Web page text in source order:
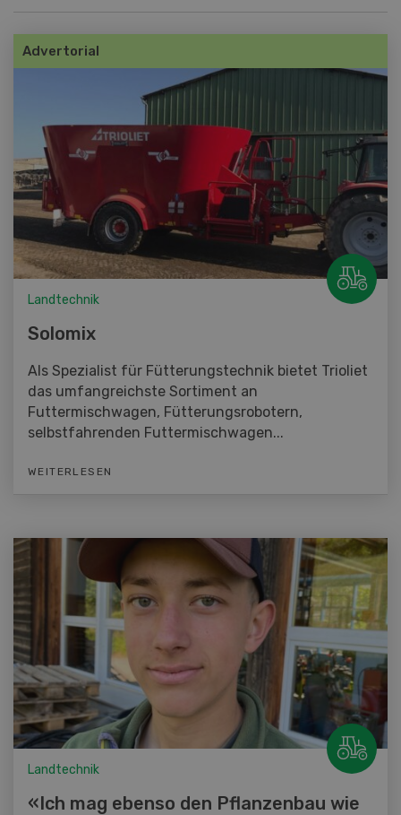
Advertorial
Landtechnik
Solomix
Als Spezialist für Fütterungstechnik bietet Trioliet
das umfangreichste Sortiment an
Futtermischwagen, Fütterungsrobotern,
selbstfahrenden Futtermischwagen...
WEITERLESEN
Landtechnik
«Ich mag ebenso den Pflanzenbau wie